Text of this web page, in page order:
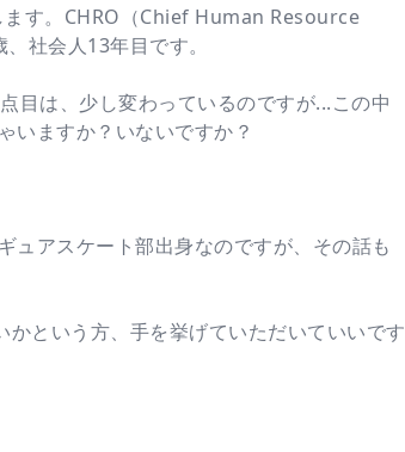
ます。CHRO（Chief Human Resource
社会人13年目です。
目は、少し変わっているのですが...この中
いますか？いないですか？
ュアスケート部出身なのですが、その話も
という方、手を挙げていただいていいです